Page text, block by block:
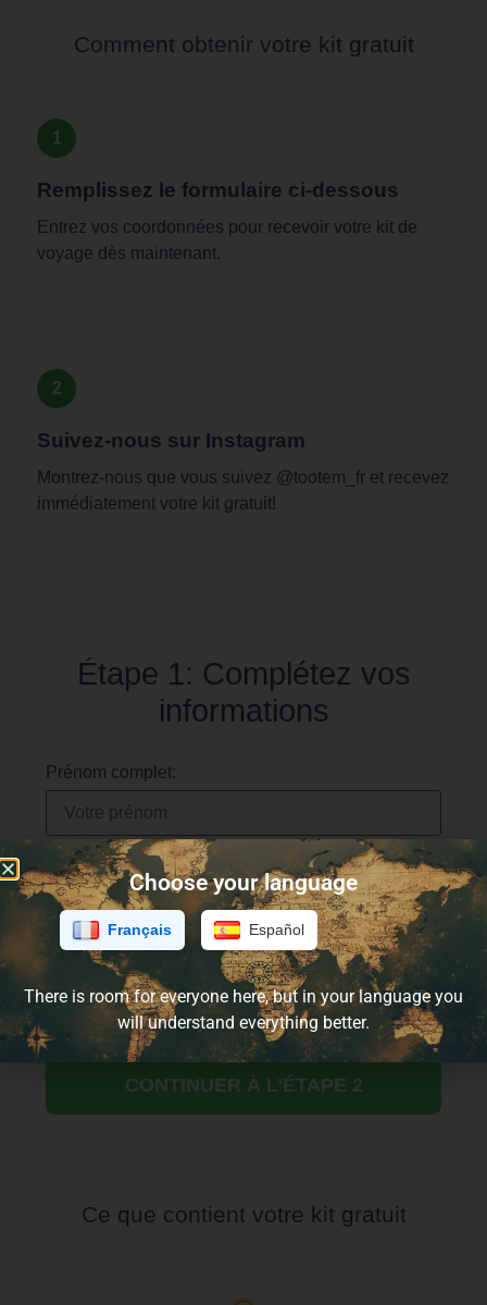
Comment obtenir votre kit gratuit
1
Remplissez le formulaire ci-dessous
Entrez vos coordonnées pour recevoir votre kit de
voyage dès maintenant.
2
Suivez-nous sur Instagram
Montrez-nous que vous suivez @tootem_fr et recevez
immédiatement votre kit gratuit!
Étape 1: Complétez vos
informations
Prénom complet:
Email:
J’accepte la politique de confidentialité et je consens
à recevoir des communications de la part de Tootem.
CONTINUER À L’ÉTAPE 2
Ce que contient votre kit gratuit
Choose your language
Français Español
There is room for everyone here, but in your language you
will understand everything better.